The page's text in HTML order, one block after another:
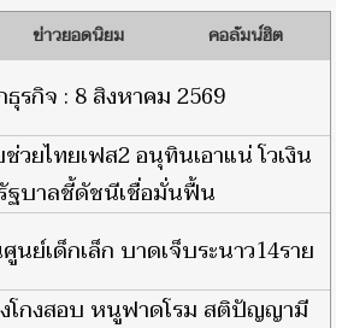
ข่าวยอดนิยม คอลัมน์ฮิต
รกิจ : 8 สิงหาคม 2569
วยไทยเฟส2 อนุทินเอาแน่ โวเงิน
ฐบาลชี้ดัชนีเชื่อมั่นฟื้น
นย์เด็กเล็ก บาดเจ็บระนาว14ราย
งโกงสอบ หนูฟาดโรม สติปัญญามี